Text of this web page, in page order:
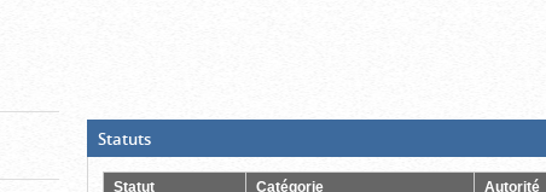
Statuts(Boite
ouverte,
cliquer
Statut Catégorie Autorité